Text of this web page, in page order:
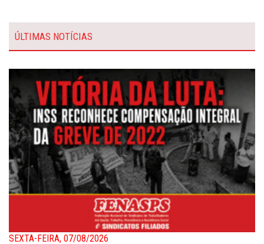
ÚLTIMAS NOTÍCIAS
SEXTA-FEIRA, 07/08/2026